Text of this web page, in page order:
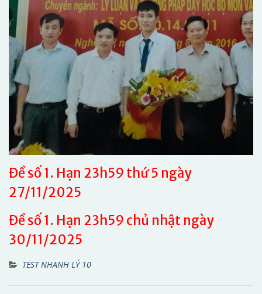
Đề số 1. Hạn 23h59 thứ 5 ngày
27/11/2025
Đề số 1. Hạn 23h59 chủ nhật ngày
30/11/2025
TEST NHANH LÝ 10